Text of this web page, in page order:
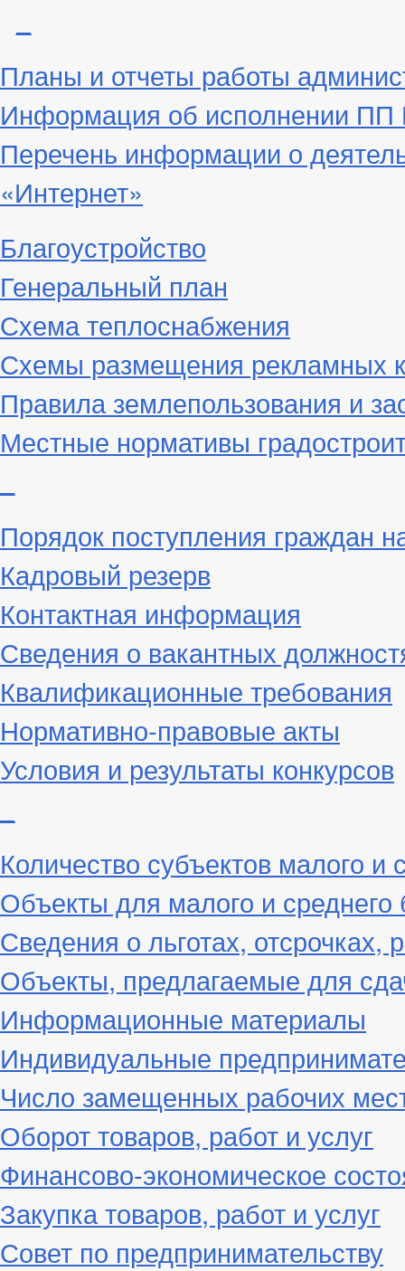
Планы и отчеты работы
Информация об исполнении ПП
Перечень информации о
«Интернет»
Благоустройство
Генеральный план
Схема теплоснабжения
Схемы размещения рекламных
Правила землепользования и
Местные нормативы
Порядок поступления граждан
Кадровый резерв
Контактная информация
Сведения о вакантных
Квалификационные требования
Нормативно-правовые акты
Условия и результаты конкурсов
Количество субъектов малого и
Объекты для малого и среднего
Сведения о льготах, отсрочках,
Объекты, предлагаемые для
Информационные материалы
Индивидуальные
Число замещенных рабочих
Оборот товаров, работ и услуг
Финансово-экономическое
Закупка товаров, работ и услуг
Совет по предпринимательству